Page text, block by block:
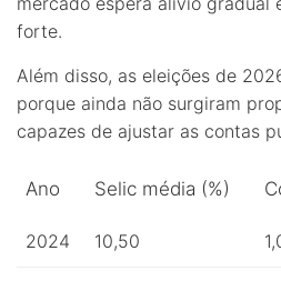
forte.
Além disso, as eleições de
porque ainda não surgiram
capazes de ajustar as contas
Ano Selic média (%)
2024 10,50